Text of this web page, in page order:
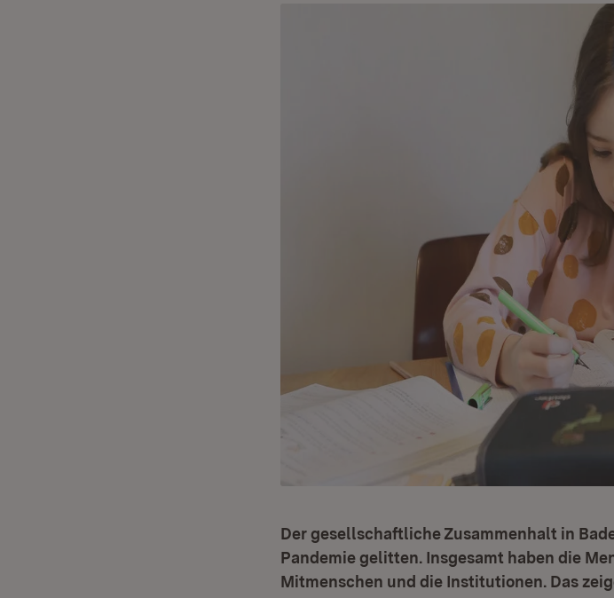
Der gesellschaftliche Zusammenhalt in
Pandemie gelitten. Insgesamt haben die
Mitmenschen und die Institutionen. Das